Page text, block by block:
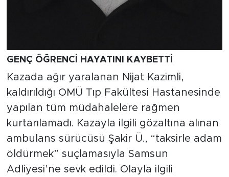
GENÇ ÖĞRENCİ HAYATINI KAYBETTİ
Kazada ağır yaralanan Nijat Kazimli,
kaldırıldığı OMÜ Tıp Fakültesi Hastanesinde
yapılan tüm müdahalelere rağmen
kurtarılamadı. Kazayla ilgili gözaltına alınan
ambulans sürücüsü Şakir Ü., “taksirle adam
öldürmek” suçlamasıyla Samsun
Adliyesi’ne sevk edildi. Olayla ilgili